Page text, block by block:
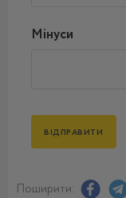
Мінуси
Поширити: